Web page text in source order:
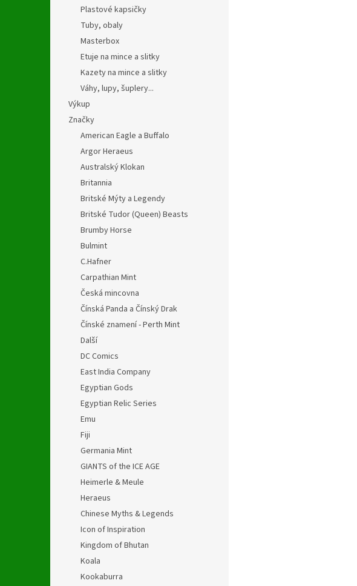
Plastové kapsičky
Tuby, obaly
Masterbox
Etuje na mince a slitky
Kazety na mince a slitky
Váhy, lupy, šuplery...
Výkup
Značky
American Eagle a Buffalo
Argor Heraeus
Australský Klokan
Britannia
Britské Mýty a Legendy
Britské Tudor (Queen) Beasts
Brumby Horse
Bulmint
C.Hafner
Carpathian Mint
Česká mincovna
Čínská Panda a Čínský Drak
Čínské znamení - Perth Mint
Další
DC Comics
East India Company
Egyptian Gods
Egyptian Relic Series
Emu
Fiji
Germania Mint
GIANTS of the ICE AGE
Heimerle & Meule
Heraeus
Chinese Myths & Legends
Icon of Inspiration
Kingdom of Bhutan
Koala
Kookaburra